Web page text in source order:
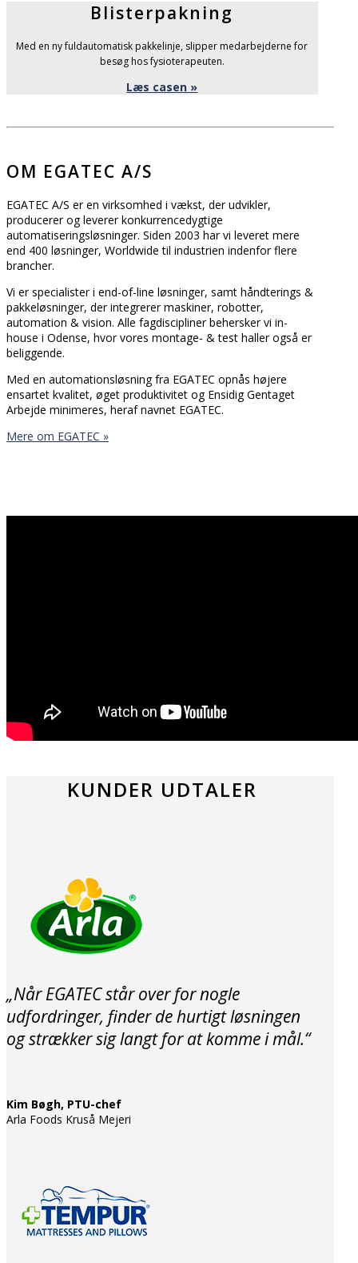
Blisterpakning
Med en ny fuldautomatisk pakkelinje, slipper medarbejderne for
besøg hos fysioterapeuten.
Læs casen »
OM EGATEC A/S
EGATEC A/S er en virksomhed i vækst, der udvikler,
producerer og leverer konkurrencedygtige
automatiseringsløsninger. Siden 2003 har vi leveret mere
end 400 løsninger, Worldwide til industrien indenfor flere
brancher.
Vi er specialister i end-of-line løsninger, samt håndterings &
pakkeløsninger, der integrerer maskiner, robotter,
automation & vision. Alle fagdiscipliner behersker vi in-
house i Odense, hvor vores montage- & test haller også er
beliggende.
Med en automationsløsning fra EGATEC opnås højere
ensartet kvalitet, øget produktivitet og Ensidig Gentaget
Arbejde minimeres, heraf navnet EGATEC.
Mere om EGATEC »
KUNDER UDTALER
„Når EGATEC står over for nogle
udfordringer, finder de hurtigt løsningen
og strækker sig langt for at komme i mål.“
Kim Bøgh, PTU-chef
Arla Foods Kruså Mejeri